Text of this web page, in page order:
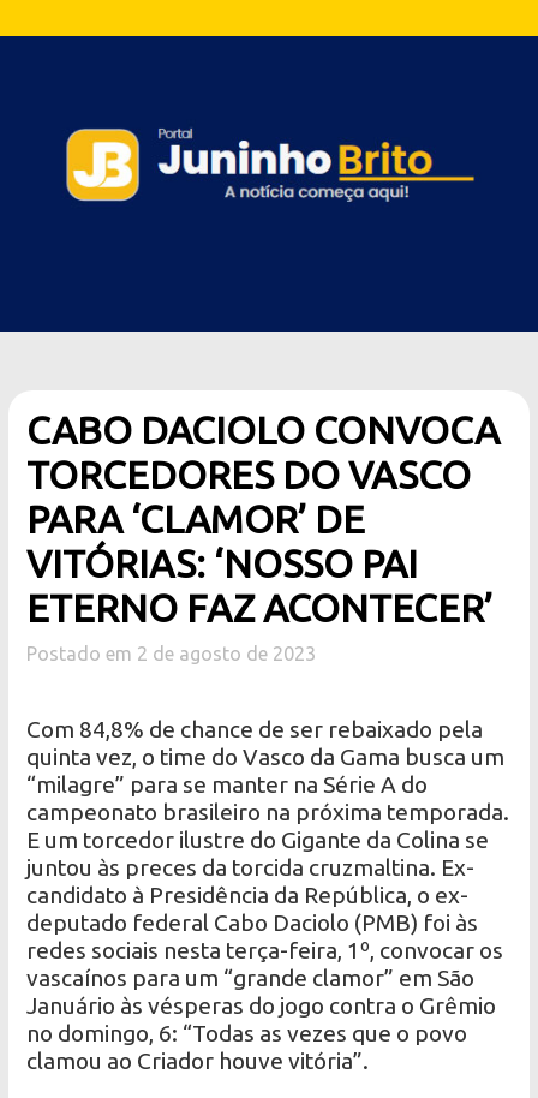
CABO DACIOLO CONVOCA
TORCEDORES DO VASCO
PARA ‘CLAMOR’ DE
VITÓRIAS: ‘NOSSO PAI
ETERNO FAZ ACONTECER’
Postado em 2 de agosto de 2023
Com 84,8% de chance de ser rebaixado pela
quinta vez, o time do Vasco da Gama busca um
“milagre” para se manter na Série A do
campeonato brasileiro na próxima temporada.
E um torcedor ilustre do Gigante da Colina se
juntou às preces da torcida cruzmaltina. Ex-
candidato à Presidência da República, o ex-
deputado federal Cabo Daciolo (PMB) foi às
redes sociais nesta terça-feira, 1º, convocar os
vascaínos para um “grande clamor” em São
Januário às vésperas do jogo contra o Grêmio
no domingo, 6: “Todas as vezes que o povo
clamou ao Criador houve vitória”.